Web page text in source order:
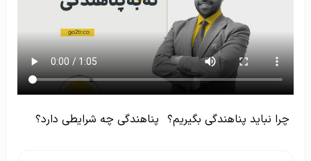
چرا نباید پناهندگی بگیریم؟ پناهندگی چه شرایطی دارد؟